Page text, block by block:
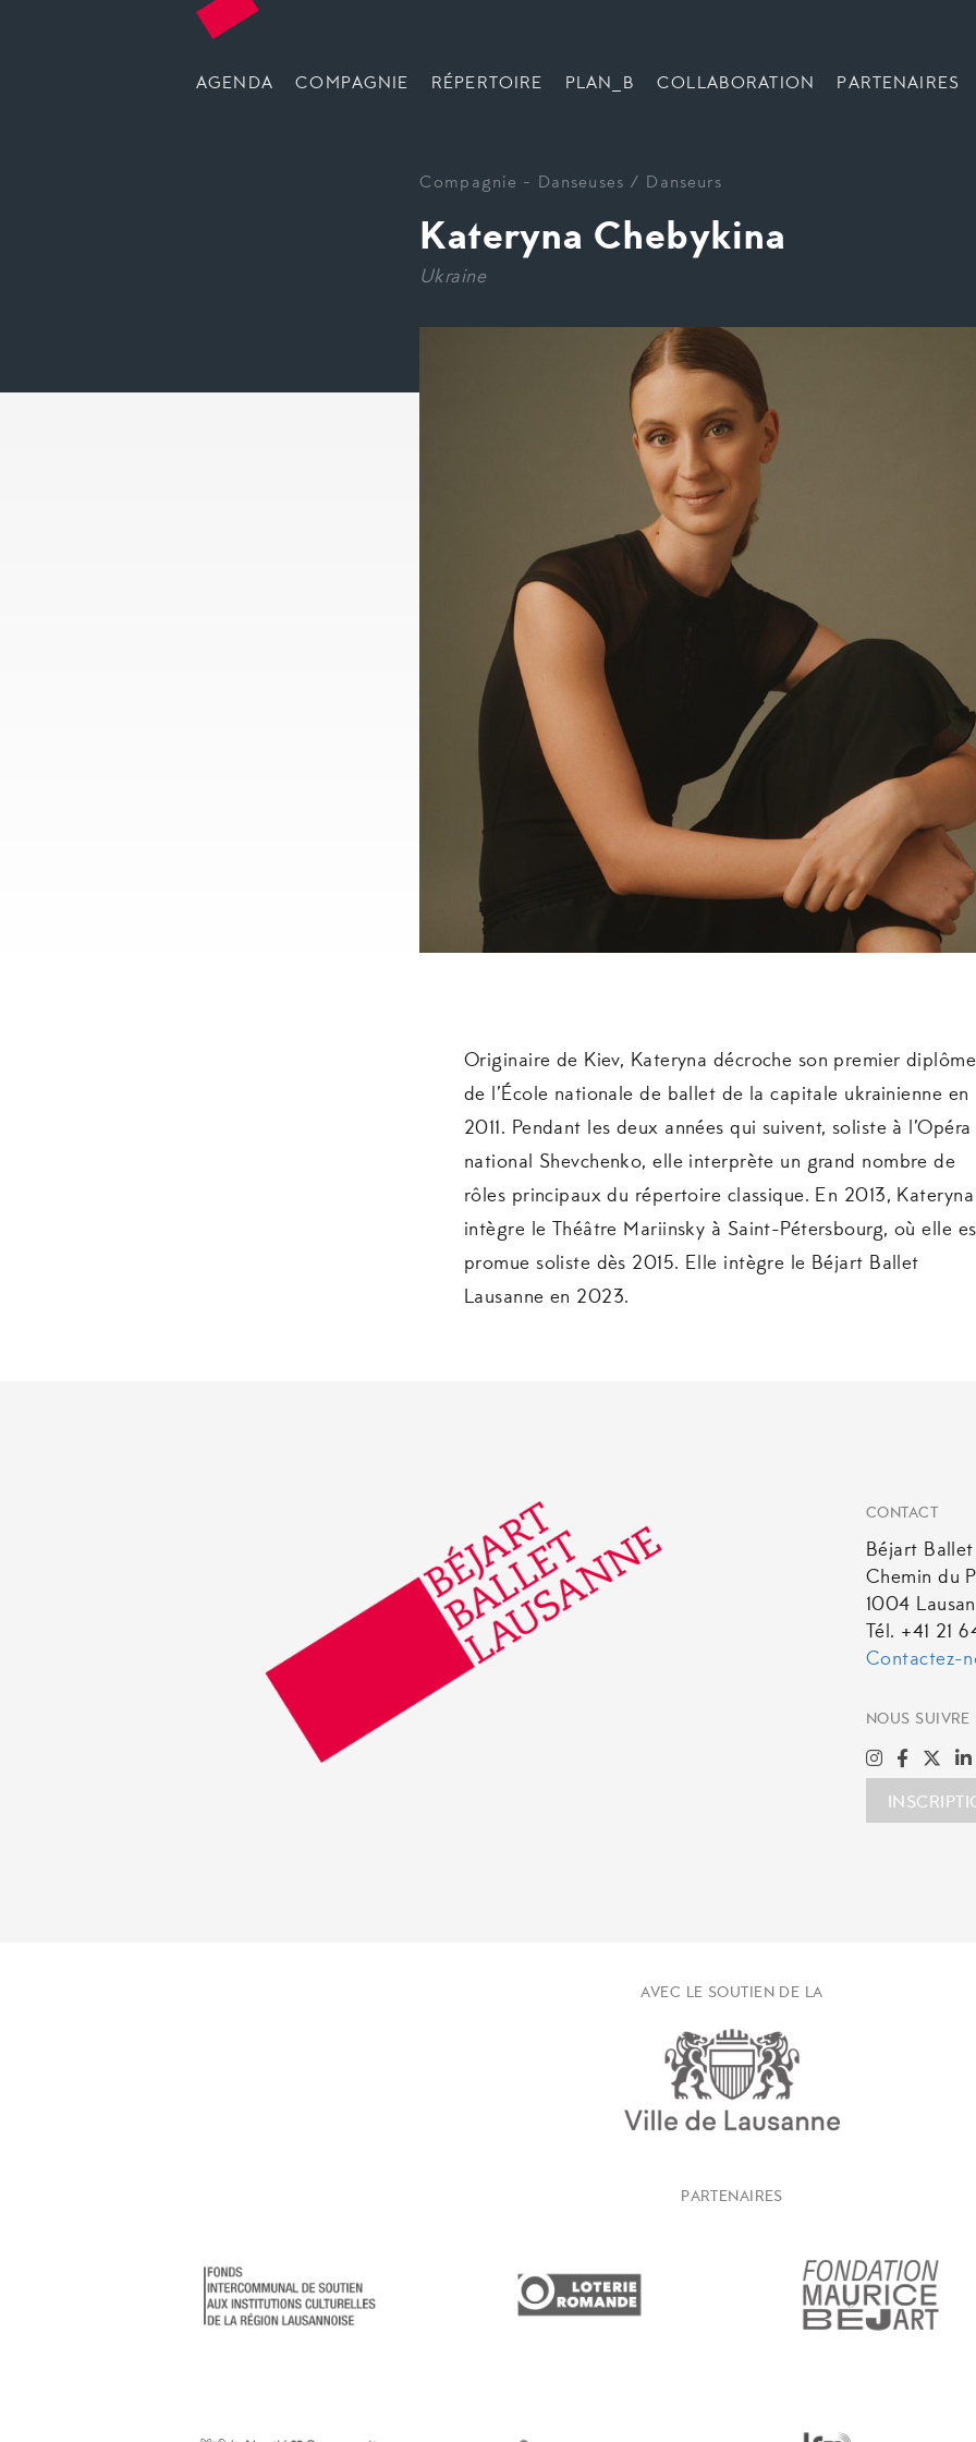
AGENDA COMPAGNIE RÉPERTOIRE PLAN_B COLLABORATION PARTENAIRES
Compagnie - Danseuses / Danseurs
Kateryna Chebykina
Ukraine
Originaire de Kiev, Kateryna décroche son premier diplôme
de l’École nationale de ballet de la capitale ukrainienne en
2011. Pendant les deux années qui suivent, soliste à l’Opéra
national Shevchenko, elle interprète un grand nombre de
rôles principaux du répertoire classique. En 2013, Kateryna
intègre le Théâtre Mariinsky à Saint-Pétersbourg, où elle
promue soliste dès 2015. Elle intègre le Béjart Ballet
Lausanne en 2023.
CONTACT
Béjart Ballet
Chemin du
1004
Tél. +41 21
Contactez-
NOUS SUIVRE
AVEC LE SOUTIEN DE LA
PARTENAIRES